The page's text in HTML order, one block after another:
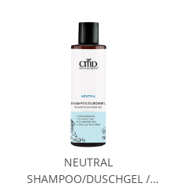
NEUTRAL
SHAMPOO/DUSCHGEL /